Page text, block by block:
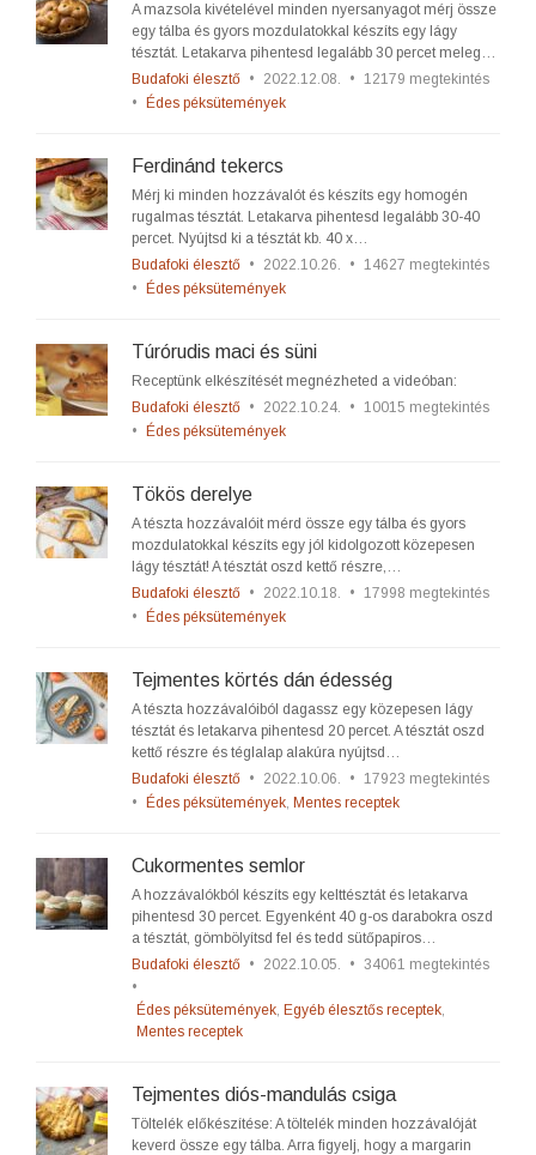
A mazsola kivételével minden nyersanyagot mérj össze
egy tálba és gyors mozdulatokkal készíts egy lágy
tésztát. Letakarva pihentesd legalább 30 percet meleg…
Budafoki élesztő • 2022.12.08. • 12179 megtekintés
•
Édes péksütemények
Ferdinánd tekercs
Mérj ki minden hozzávalót és készíts egy homogén
rugalmas tésztát. Letakarva pihentesd legalább 30-40
percet. Nyújtsd ki a tésztát kb. 40 x…
Budafoki élesztő • 2022.10.26. • 14627 megtekintés
•
Édes péksütemények
Túrórudis maci és süni
Receptünk elkészítését megnézheted a videóban:
Budafoki élesztő • 2022.10.24. • 10015 megtekintés
•
Édes péksütemények
Tökös derelye
A tészta hozzávalóit mérd össze egy tálba és gyors
mozdulatokkal készíts egy jól kidolgozott közepesen
lágy tésztát! A tésztát oszd kettő részre,…
Budafoki élesztő • 2022.10.18. • 17998 megtekintés
•
Édes péksütemények
Tejmentes körtés dán édesség
A tészta hozzávalóiból dagassz egy közepesen lágy
tésztát és letakarva pihentesd 20 percet. A tésztát oszd
kettő részre és téglalap alakúra nyújtsd…
Budafoki élesztő • 2022.10.06. • 17923 megtekintés
•
Édes péksütemények, Mentes receptek
Cukormentes semlor
A hozzávalókból készíts egy kelttésztát és letakarva
pihentesd 30 percet. Egyenként 40 g-os darabokra oszd
a tésztát, gömbölyítsd fel és tedd sütőpapíros…
Budafoki élesztő • 2022.10.05. • 34061 megtekintés
•
Édes péksütemények, Egyéb élesztős receptek,
Mentes receptek
Tejmentes diós-mandulás csiga
Töltelék előkészítése: A töltelék minden hozzávalóját
keverd össze egy tálba. Arra figyelj, hogy a margarin